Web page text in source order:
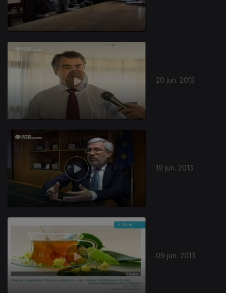
20 jun. 2013
19 jun. 2013
09 jun. 2013